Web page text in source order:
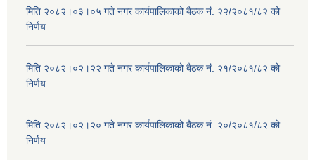
मिति २०८२।०३।०५ गते नगर कार्यपालिकाको बैठक नं. २२/२०८१/८२ को
निर्णय
मिति २०८२।०२।२२ गते नगर कार्यपालिकाको बैठक नं. २१/२०८१/८२ को
निर्णय
मिति २०८२।०२।२० गते नगर कार्यपालिकाको बैठक नं. २०/२०८१/८२ को
निर्णय